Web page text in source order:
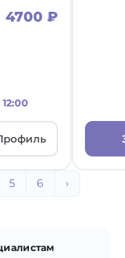
4700 ₽
12:00
5 6 ›